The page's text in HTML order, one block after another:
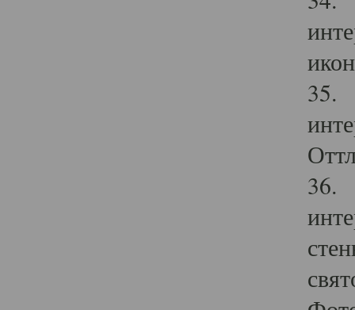
35.
36.